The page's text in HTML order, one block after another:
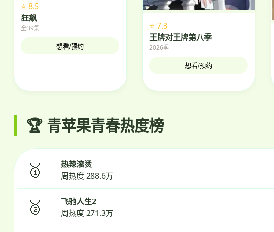
⭐ 8.5
狂飙
全39集
想看/预约
⭐ 7.8
王牌对王牌第八季
2026季
想看/预约
🏆 青苹果青春热度榜
🥇
热辣滚烫
周热度 288.6万
🥈
飞驰人生2
周热度 271.3万